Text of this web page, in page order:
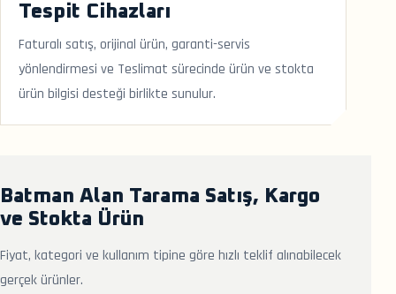
Tespit Cihazları
Faturalı satış, orijinal ürün, garanti-servis
yönlendirmesi ve Teslimat sürecinde ürün ve stokta
ürün bilgisi desteği birlikte sunulur.
Batman Alan Tarama Satış, Kargo
ve Stokta Ürün
Fiyat, kategori ve kullanım tipine göre hızlı teklif alınabilecek
gerçek ürünler.